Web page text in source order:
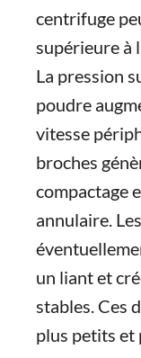
centrifuge
supérieure à
La pression
poudre
vitesse
broches
compactage
annulaire.
un liant et
stables. Ces
plus petits et